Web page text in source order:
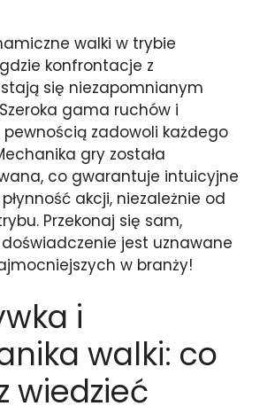
walki w trybie
konfrontacje z
stają się niezapomnianym
gama ruchów i
zadowoli każdego
gry została
co gwarantuje intuicyjne
akcji, niezależnie od
Przekonaj się sam,
jest uznawane
w branży!
i
walki: co
wiedzieć